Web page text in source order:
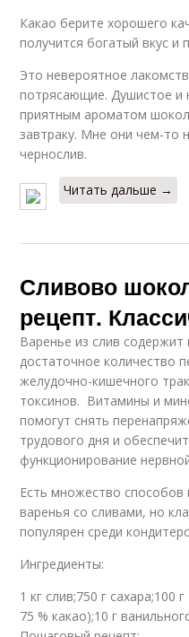
Какао берите хорошего
получится богатый вкус и
Это невероятное
потрясающие. Душистое
приятным ароматом
завтраку. Мне они чем-то
чернослив.
Читать дальше →
Сливово
рецепт.
Варенье из слив
достаточное количество
желудочно-кишечного
токсинов. Витамины и
помогут снять
трудового дня и
функционирование
Есть множество способов
варенья со сливами, но
популярен среди
Ингредиенты:
1 кг слив;750 г
75 % какао);10 г